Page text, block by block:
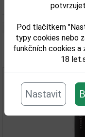
Pod tlačítkem
typy cookies nebo
funkčních cookies a
18
Nastavit
Objem obalu (L):
Související